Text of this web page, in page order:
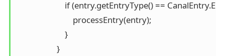
if (entry.getEntryType() ==
                            processEntry(entry);
                        }
                    }